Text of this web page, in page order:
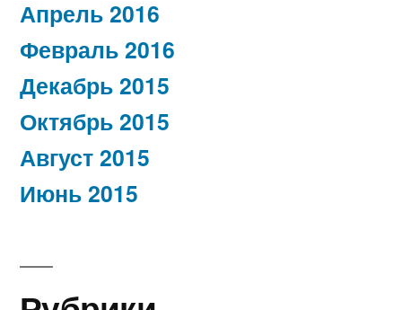
Апрель 2016
Февраль 2016
Декабрь 2015
Октябрь 2015
Август 2015
Июнь 2015